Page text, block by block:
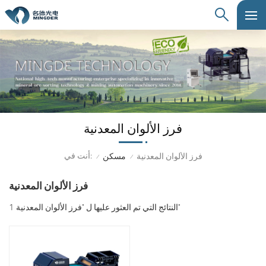
فرز الألوان المعدنية
أنت في: / مسكن / فرز الألوان المعدنية
فرز الألوان المعدنية
1 النتائج التي تم العثور عليها ل "فرز الألوان المعدنية"